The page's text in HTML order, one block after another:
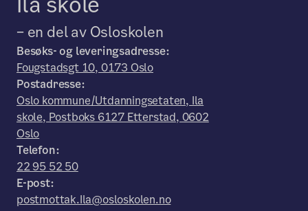
– en del av Osloskolen
Besøks- og leveringsadresse:
Fougstadsgt 10, 0173 Oslo
Postadresse:
Oslo kommune/Utdanningsetaten, Ila
skole, Postboks 6127 Etterstad, 0602
Oslo
Telefon:
22 95 52 50
E-post:
postmottak.Ila@osloskolen.no